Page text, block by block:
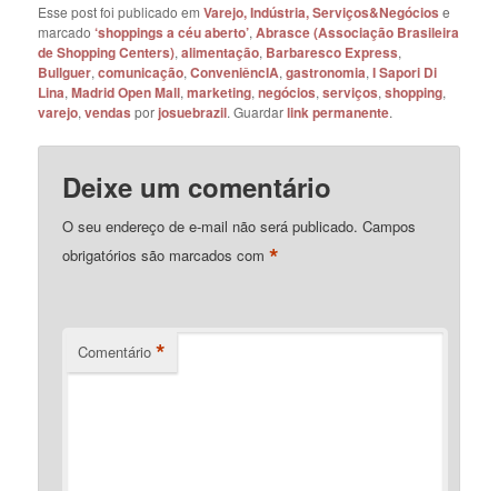
Esse post foi publicado emVarejo, Indústria, Serviços&Negócios e
marcado‘shoppings a céu aberto’,Abrasce (Associação Brasileira
de Shopping Centers),alimentação, Barbaresco Express,
Bullguer,comunicação,ConveniêncIA,gastronomia,I Sapori Di
Lina,Madrid Open Mall,marketing,negócios,serviços,shopping,
varejo,vendas porjosuebrazil. Guardarlink permanente.
Deixe um comentário
O seu endereço de e-mail não será publicado. Campos
obrigatórios são marcados com*
Comentário *